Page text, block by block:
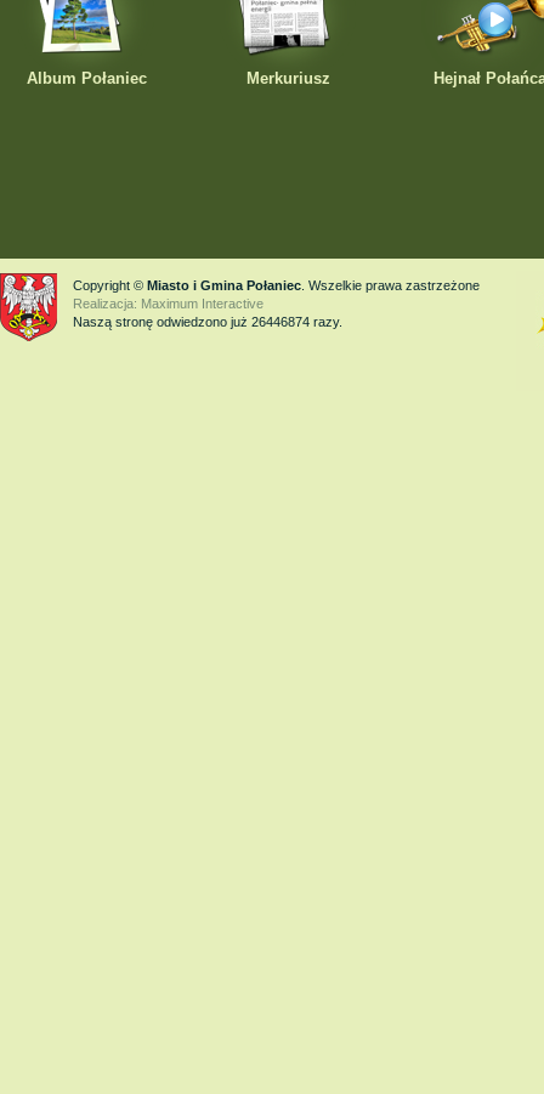
Album Połaniec Merkuriusz Hejnał
Copyright © Miasto i Gmina Połaniec . Wszelkie prawa zastrzeżone
Realizacja: Maximum Interactive
Naszą stronę odwiedzono już 26446874 razy.